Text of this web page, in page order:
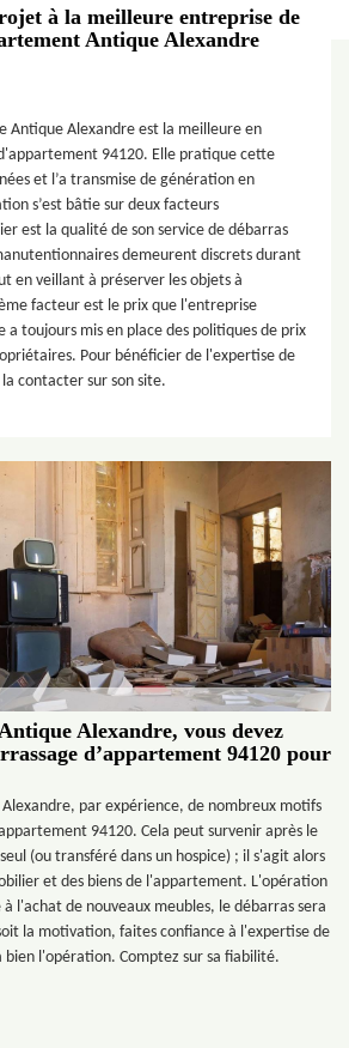
à la meilleure entreprise de
Antique Alexandre
Antique Alexandre est la meilleure en
94120. Elle pratique cette
et l’a transmise de génération en
s’est bâtie sur deux facteurs
est la qualité de son service de débarras
demeurent discrets durant
en veillant à préserver les objets à
facteur est le prix que l'entreprise
a toujours mis en place des politiques de prix
Pour bénéficier de l'expertise de
contacter sur son site.
Alexandre, vous devez
d’appartement 94120 pour
par expérience, de nombreux motifs
94120. Cela peut survenir après le
(ou transféré dans un hospice) ; il s'agit alors
et des biens de l'appartement. L'opération
l'achat de nouveaux meubles, le débarras sera
la motivation, faites confiance à l'expertise de
l'opération. Comptez sur sa fiabilité.